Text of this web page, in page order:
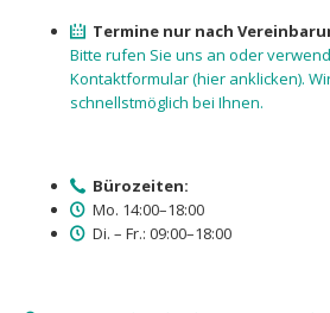
Termine nur nach
Bitte rufen Sie uns an oder
Kontaktformular (hier anklicken).
schnellstmöglich bei Ihnen.
Bürozeiten:
Mo. 14:00–18:00
Di. – Fr.: 09:00–18:00